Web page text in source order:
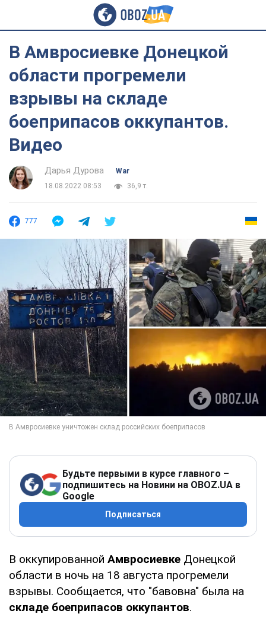
В Амвросиевке Донецкой
области прогремели
взрывы на складе
боеприпасов оккупантов.
Видео
Дарья Дурова
War
18.08.2022 08:53
36,9 т.
777
Будьте первыми в курсе главного –
подпишитесь на Новини на OBOZ.UA в
Google
Подписаться
В оккупированной Амвросиевке Донецкой
области в ночь на 18 августа прогремели
взрывы. Сообщается, что "бавовна" была на
складе боеприпасов оккупантов.